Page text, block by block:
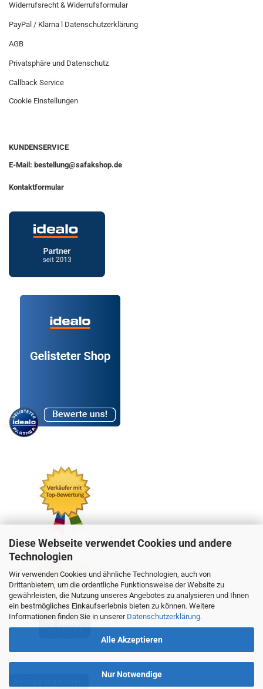
Diese Webseite verwendet Cookies und andere
Technologien
Wir verwenden Cookies und ähnliche Technologien, auch von
Drittanbietern, um die ordentliche Funktionsweise der Website zu
gewährleisten, die Nutzung unseres Angebotes zu analysieren und Ihnen
ein bestmögliches Einkaufserlebnis bieten zu können. Weitere
Informationen finden Sie in unserer Datenschutzerklärung.
Alle Akzeptieren
Nur Notwendige
Widerrufsrecht & Widerrufsformular
PayPal / Klarna l Datenschutzerklärung
AGB
Privatsphäre und Datenschutz
Callback Service
Cookie Einstellungen
KUNDENSERVICE
E-Mail: bestellung@safakshop.de
Kontaktformular